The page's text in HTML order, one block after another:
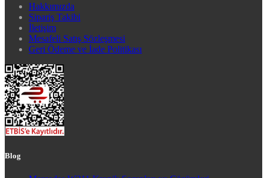
Hakkımızda
Sipariş Takibi
İletişim
Mesafeli Satış Sözleşmesi
Geri Ödeme ve İade Politikası
Blog